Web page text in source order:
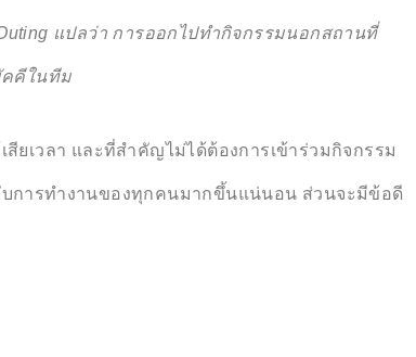
แปลว่า การออกไปทำกิจกรรมนอกสถานที่
คคีในทีม
ยเวลา และที่สำคัญไม่ได้ต้องการเข้าร่วมกิจกรรม
บการทำงานของทุกคนมากขึ้นแน่นอน ส่วนจะมีข้อดี